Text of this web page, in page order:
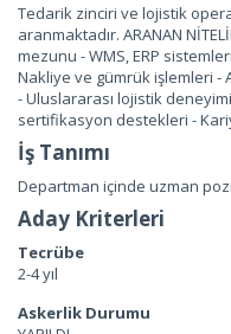
Tedarik zinciri ve lojistik
aranmaktadır. ARANAN
mezunu - WMS, ERP
Nakliye ve gümrük işlemleri -
- Uluslararası lojistik
sertifikasyon destekleri -
İş Tanımı
Departman içinde uzman
Aday Kriterleri
Tecrübe
2-4 yıl
Askerlik Durumu